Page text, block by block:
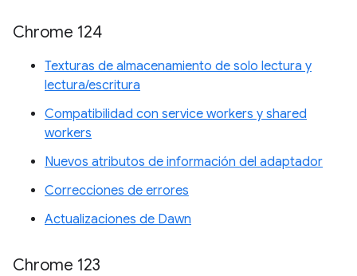
Chrome 124
Texturas de almacenamiento de solo lectura y
lectura/escritura
Compatibilidad con service workers y shared
workers
Nuevos atributos de información del adaptador
Correcciones de errores
Actualizaciones de Dawn
Chrome 123